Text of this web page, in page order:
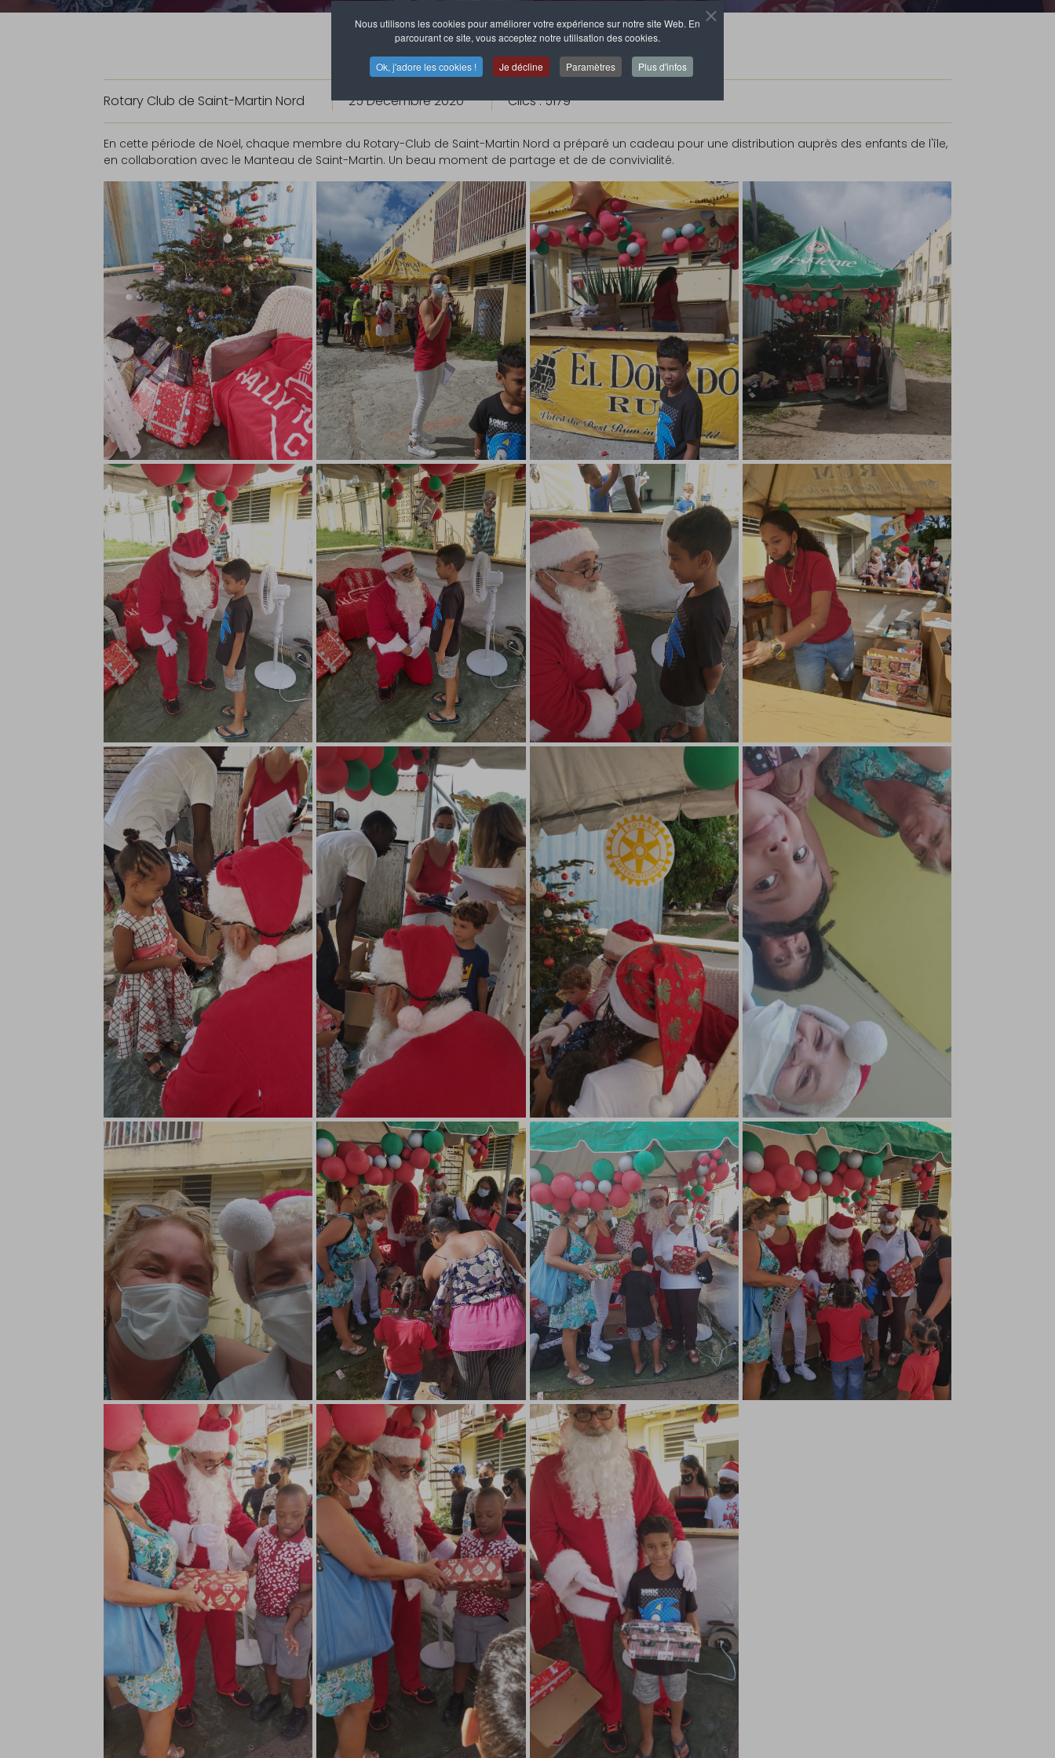
Nous utilisons les cookies pour améliorer votre expérience sur notre site Web. En
parcourant ce site, vous acceptez notre utilisation des cookies.
Ok, j'adore les cookies ! Je décline Paramètres Plus d'infos
Rotary Club de Saint-Martin Nord 25 Décembre 2020 Clics : 5179
En cette période de Noël, chaque membre du Rotary-Club de Saint-Martin Nord a préparé un cadeau pour une distribution auprès des enfants de l'île,
en collaboration avec le Manteau de Saint-Martin. Un beau moment de partage et de de convivialité.